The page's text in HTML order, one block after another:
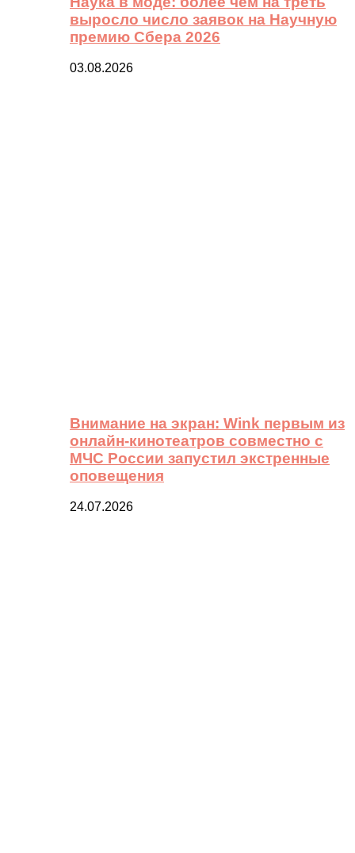
выросло число заявок на Научную
премию Сбера 2026
03.08.2026
Внимание на экран: Wink первым из
онлайн-кинотеатров совместно с
МЧС России запустил экстренные
оповещения
24.07.2026